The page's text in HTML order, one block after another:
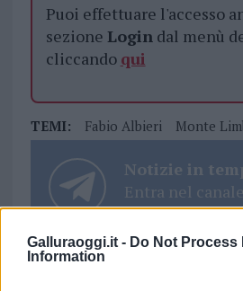
Galluraoggi.it - Do Not Process
Information
Puoi effettuare l'accesso
sezione Logindal menù
cliccando qui
TEMI: Fabio Albieri Monte
Notizie in
Entra nel
GalluraOggi.it